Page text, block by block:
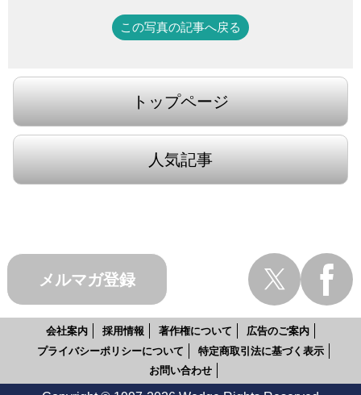
この写真の記事へ戻る
トップページ
人気記事
メルマガ登録
会社案内 採用情報 著作権について
広告のご案内
プライバシーポリシーについて
特定商取引法に基づく表示
お問い合わせ